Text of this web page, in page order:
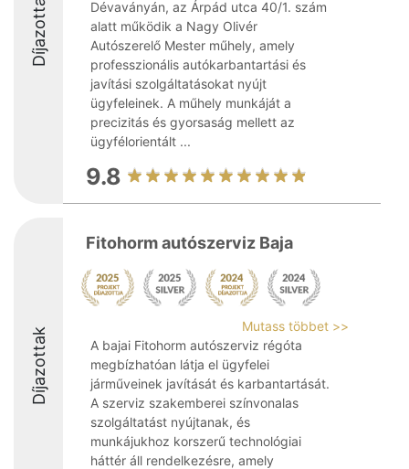
Díjazottak
Dévaványán, az Árpád utca 40/1. szám
alatt működik a Nagy Olivér
Autószerelő Mester műhely, amely
professzionális autókarbantartási és
javítási szolgáltatásokat nyújt
ügyfeleinek. A műhely munkáját a
precizitás és gyorsaság mellett az
ügyfélorientált ...
9.8
Díjazottak
Fitohorm autószerviz Baja
Mutass többet >>
A bajai Fitohorm autószerviz régóta
megbízhatóan látja el ügyfelei
járműveinek javítását és karbantartását.
A szerviz szakemberei színvonalas
szolgáltatást nyújtanak, és
munkájukhoz korszerű technológiai
háttér áll rendelkezésre, amely